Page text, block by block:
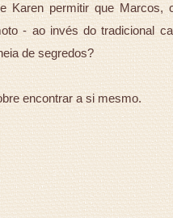
Karen permitir que Marcos,
- ao invés do tradicional
de segredos?
encontrar a si mesmo.